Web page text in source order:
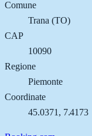
Comune
Trana (TO)
CAP
10090
Regione
Piemonte
Coordinate
45.0371 , 7.4173